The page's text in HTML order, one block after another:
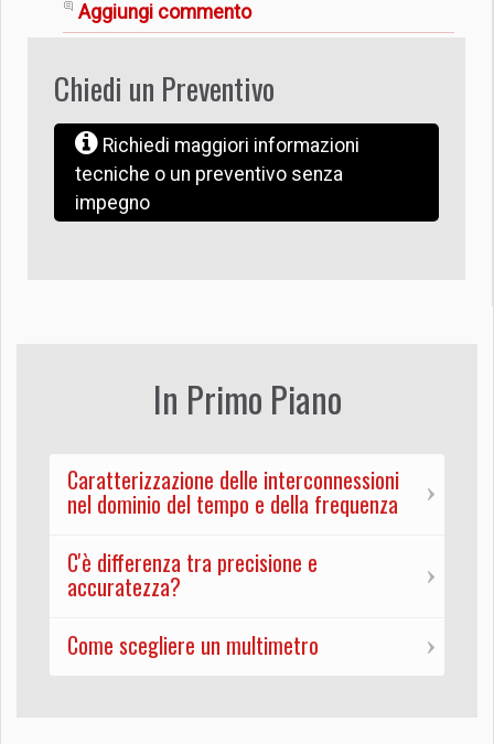
Aggiungi commento
Chiedi un Preventivo
Richiedi maggiori informazioni
tecniche o un preventivo senza
impegno
In Primo Piano
Caratterizzazione delle interconnessioni
nel dominio del tempo e della frequenza
C'è differenza tra precisione e
accuratezza?
Come scegliere un multimetro